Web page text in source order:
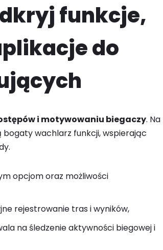
funkcje,
do
i motywowaniu biegaczy. Na
bogaty wachlarz funkcji, wspierając
opcjom oraz możliwości
rejestrowanie tras i wyników,
na śledzenie aktywności biegowej i